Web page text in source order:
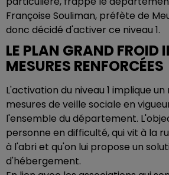
Françoise Souliman, préfète de
donc décidé d'activer ce niveau 1.
LE PLAN GRAND FROID
MESURES RENFORCÉES
L'activation du niveau 1 implique
mesures de veille sociale en
l'ensemble du département.
personne en difficulté, qui vit à la
à l'abri et qu'on lui propose un
d'hébergement.